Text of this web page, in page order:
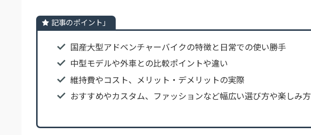
記事のポイント」
国産大型アドベンチャーバイクの特徴と日常での使い勝手
中型モデルや外車との比較ポイントや違い
維持費やコスト、メリット・デメリットの実際
おすすめやカスタム、ファッションなど幅広い選び方や楽しみ方